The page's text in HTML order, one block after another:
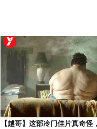
【越哥】这部冷门佳片真奇